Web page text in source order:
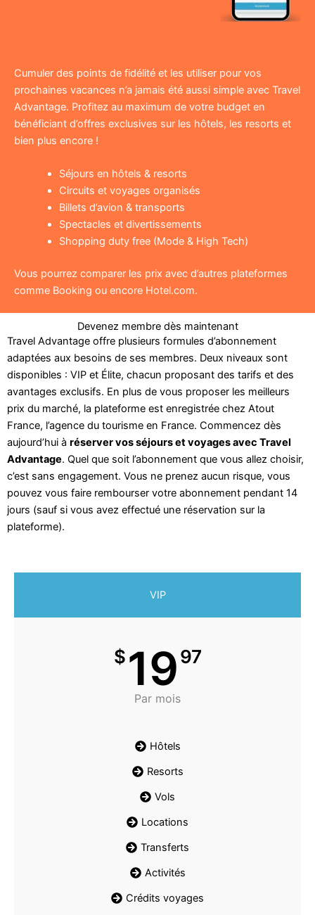
Cumuler des points de fidélité et les utiliser pour vos
prochaines vacances n’a jamais été aussi simple avec Travel
Advantage. Profitez au maximum de votre budget en
bénéficiant d’offres exclusives sur les hôtels, les resorts et
bien plus encore !
Séjours en hôtels & resorts
Circuits et voyages organisés
Billets d’avion & transports
Spectacles et divertissements
Shopping duty free (Mode & High Tech)
Vous pourrez comparer les prix avec d’autres plateformes
comme Booking ou encore Hotel.com.
Devenez membre dès maintenant
Travel Advantage offre plusieurs formules d’abonnement
adaptées aux besoins de ses membres. Deux niveaux sont
disponibles : VIP et Élite, chacun proposant des tarifs et des
avantages exclusifs. En plus de vous proposer les meilleurs
prix du marché, la plateforme est enregistrée chez Atout
France, l’agence du tourisme en France. Commencez dès
aujourd’hui à réserver vos séjours et voyages avec Travel
Advantage. Quel que soit l’abonnement que vous allez choisir,
c’est sans engagement. Vous ne prenez aucun risque, vous
pouvez vous faire rembourser votre abonnement pendant 14
jours (sauf si vous avez effectué une réservation sur la
plateforme).
VIP
$1997
Par mois
Hôtels
Resorts
Vols
Locations
Transferts
Activités
Crédits voyages